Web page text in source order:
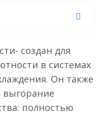
создан для
в системах
Он также
выгорание
полностью